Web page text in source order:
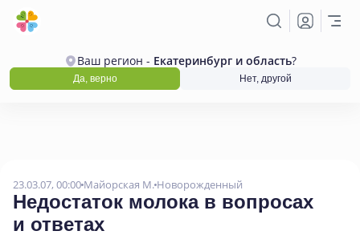
Ваш регион - Екатеринбург и область?
Да, верно Нет, другой
23.03.07, 00:00 Майорская М. Новорожденный
Недостаток молока в вопросах
и ответах